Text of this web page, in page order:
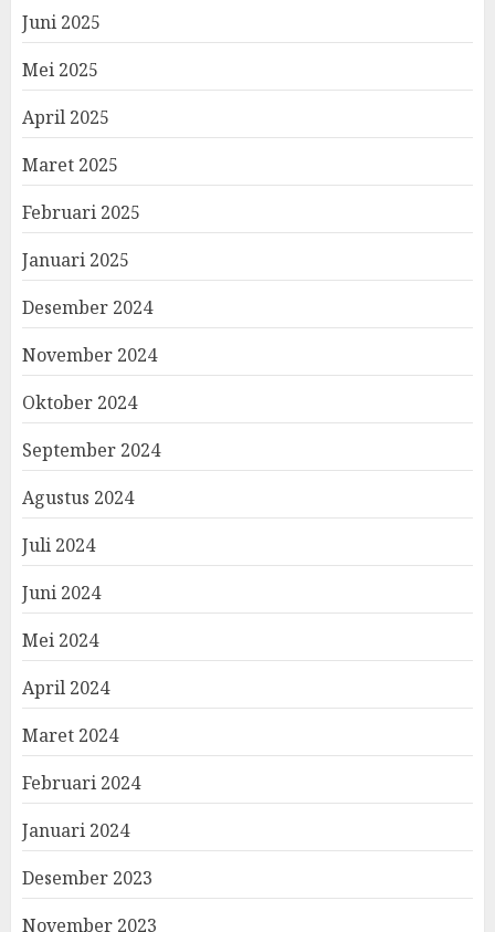
Juni 2025
Mei 2025
April 2025
Maret 2025
Februari 2025
Januari 2025
Desember 2024
November 2024
Oktober 2024
September 2024
Agustus 2024
Juli 2024
Juni 2024
Mei 2024
April 2024
Maret 2024
Februari 2024
Januari 2024
Desember 2023
November 2023